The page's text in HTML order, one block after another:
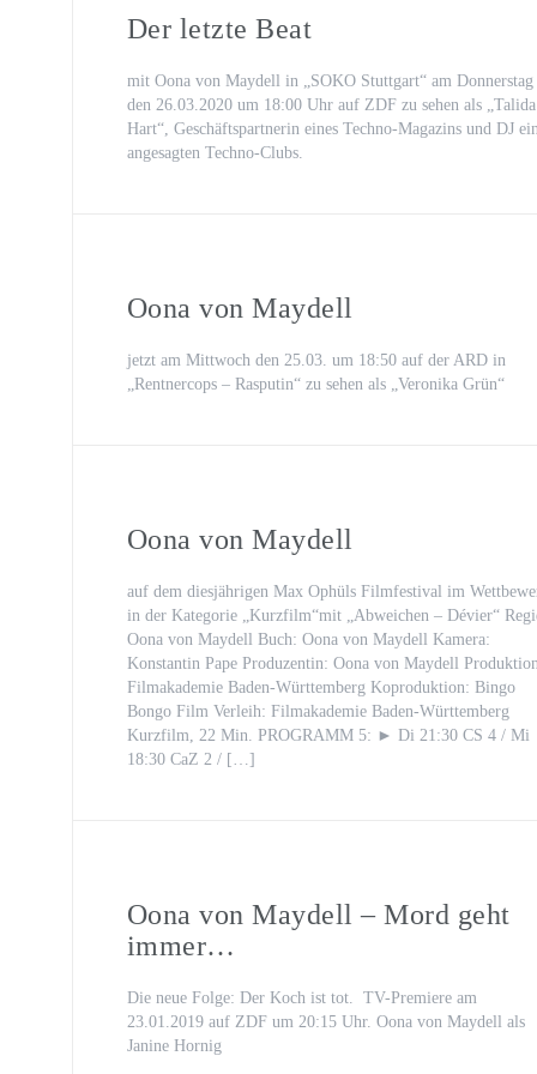
TV-Premiere
„Fritzie – Der Himmel muss
Der letzte Beat
mit Oona von Maydell in „SOKO Stuttgart“ am Donnerstag
den 26.03.2020 um 18:00 Uhr auf ZDF zu sehen als „Talida
Hart“, Geschäftspartnerin eines Techno-Magazins und DJ
angesagten Techno-Clubs.
Oona von Maydell
jetzt am Mittwoch den 25.03. um 18:50 auf der ARD in
„Rentnercops – Rasputin“ zu sehen als „Veronika Grün“
Oona von Maydell
auf dem diesjährigen Max Ophüls Filmfestival im
in der Kategorie „Kurzfilm“mit „Abweichen – Dévier“
Oona von Maydell Buch: Oona von Maydell Kamera:
Konstantin Pape Produzentin: Oona von Maydell
Filmakademie Baden-Württemberg Koproduktion: Bingo
Bongo Film Verleih: Filmakademie Baden-Württemberg
Kurzfilm, 22 Min. PROGRAMM 5: ► Di 21:30 CS 4 / Mi
18:30 CaZ 2 / […]
Oona von Maydell – Mord geht
immer…
Die neue Folge: Der Koch ist tot. TV-Premiere am
23.01.2019 auf ZDF um 20:15 Uhr. Oona von Maydell als
Janine Hornig